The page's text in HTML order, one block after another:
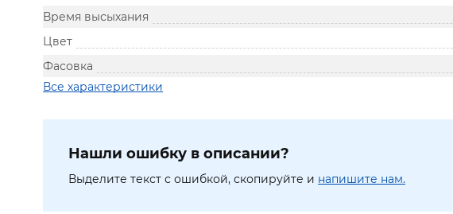
Время высыхания
Цвет
Фасовка
Все характеристики
Нашли ошибку в описании?
Выделите текст с ошибкой, скопируйте и напишите нам.